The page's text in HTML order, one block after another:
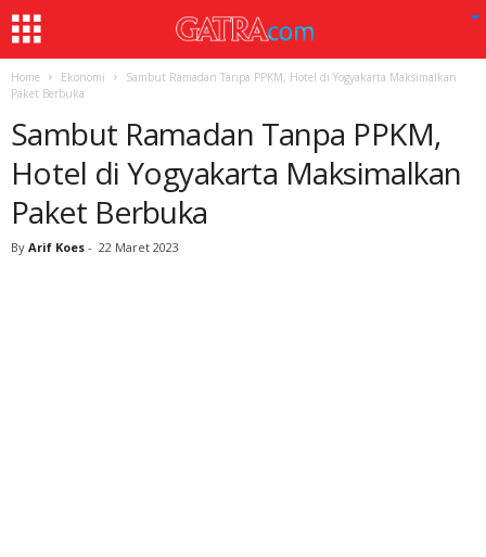
Home Ekonomi
Sambut Ramadan Tanpa PPKM, Hotel di Yogyakarta Maksimalkan
Paket Berbuka
Sambut Ramadan Tanpa PPKM,
Hotel di Yogyakarta Maksimalkan
Paket Berbuka
By Arif Koes - 22 Maret 2023